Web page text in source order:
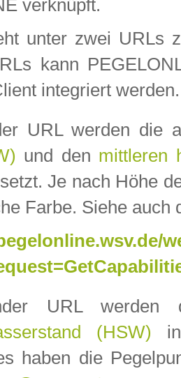
verknüpft.
unter zwei URLs
kann
integriert werden.
URL werden die
und den mittleren
Je nach Höhe
Farbe. Siehe auch
URL
(HSW)
haben die